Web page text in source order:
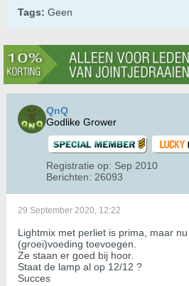
Tags: Geen
QnQ
Godlike Grower
Registratie op: Sep 2010
Berichten: 26093
29 September 2020, 12:22
Lightmix met perliet is prima, maar
(groei)voeding toevoegen.
Ze staan er goed bij hoor.
Staat de lamp al op 12/12 ?
Succes